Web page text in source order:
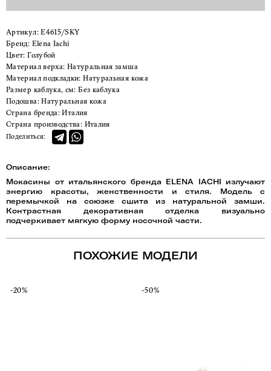
Артикул:E4615/SKY
Бренд:
Elena Iachi
Цвет:
Голубой
Материал верха: Натуральная замша
Материал подкладки: Натуральная кожа
Размер каблука, см: Без каблука
Подошва: Натуральная кожа
Страна бренда: Италия
Страна производства: Италия
Поделиться:
Описание:
Мокасины от итальянского бренда ELENA IACHI излучают
энергию красоты, женственности и стиля. Модель с
перемычкой на союзке сшита из натуральной замши.
Контрастная декоративная отделка визуально
подчеркивает мягкую форму носочной части.
ПОХОЖИЕ МОДЕЛИ
-20% -50%